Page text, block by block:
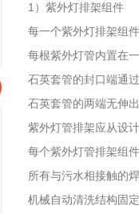
1）紫外灯排架组件
每一个紫外灯排架组
每根紫外灯管内置在
石英套管的封口端通
石英套管的两端无伸
紫外灯管排架应从设
每个紫外灯管排架组
所有与污水相接触的
机械自动清洗结构固